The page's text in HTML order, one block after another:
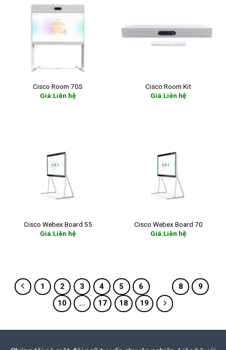
Cisco Room 70S
Giá:Liên hệ
Cisco Room Kit
Giá:Liên hệ
Cisco Webex Board 55
Giá:Liên hệ
Cisco Webex Board 70
Giá:Liên hệ
1 2 3 4 5 6 8
9
10
… 17 18 19